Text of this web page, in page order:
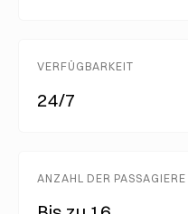
VERFÜGBARKEIT
24/7
ANZAHL DER PASSAGIERE